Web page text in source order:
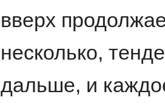
вверх
несколько,
дальше, и